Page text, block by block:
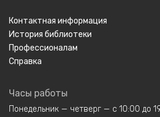
Контактная информация
История библиотеки
Профессионалам
Справка
Часы работы
Понедельник — четверг — с 10:00 до